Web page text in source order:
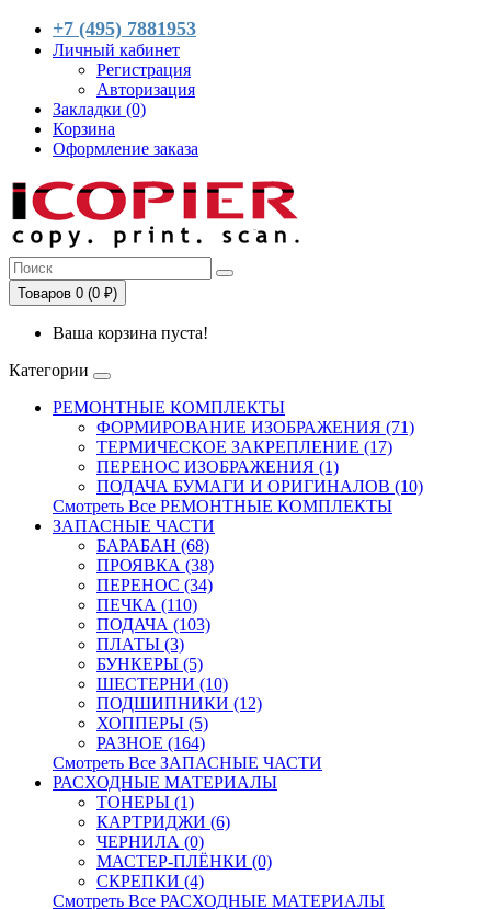
+7 (495) 7881953
Личный кабинет
Регистрация
Авторизация
Закладки (0)
Корзина
Оформление заказа
Товаров 0 (0 ₽)
Ваша корзина пуста!
Категории
РЕМОНТНЫЕ КОМПЛЕКТЫ
ФОРМИРОВАНИЕ ИЗОБРАЖЕНИЯ (71)
ТЕРМИЧЕСКОЕ ЗАКРЕПЛЕНИЕ (17)
ПЕРЕНОС ИЗОБРАЖЕНИЯ (1)
ПОДАЧА БУМАГИ И ОРИГИНАЛОВ (10)
Смотреть Все РЕМОНТНЫЕ КОМПЛЕКТЫ
ЗАПАСНЫЕ ЧАСТИ
БАРАБАН (68)
ПРОЯВКА (38)
ПЕРЕНОС (34)
ПЕЧКА (110)
ПОДАЧА (103)
ПЛАТЫ (3)
БУНКЕРЫ (5)
ШЕСТЕРНИ (10)
ПОДШИПНИКИ (12)
ХОППЕРЫ (5)
РАЗНОЕ (164)
Смотреть Все ЗАПАСНЫЕ ЧАСТИ
РАСХОДНЫЕ МАТЕРИАЛЫ
ТОНЕРЫ (1)
КАРТРИДЖИ (6)
ЧЕРНИЛА (0)
МАСТЕР-ПЛЁНКИ (0)
СКРЕПКИ (4)
Смотреть Все РАСХОДНЫЕ МАТЕРИАЛЫ